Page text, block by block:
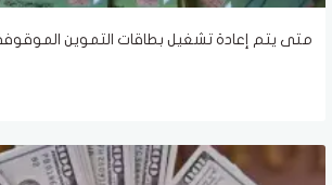
متى يتم إعادة تشغيل بطاقات التموين